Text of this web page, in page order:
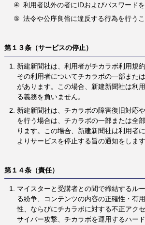
④ 利用者以外の者にIDおよびパスワード
⑤ 法令や公序良俗に違反する行為を行うこ
第１３条（サービスの停止）
新建新聞社は、利用者がチカラボ利用規
その利用者についてチカラボの一部また
があります。この場合、新建新聞社は利
る義務を負いません。
新建新聞社は、チカラボの障害復旧対応
を行う場合は、チカラボの一部または全
ります。この場合、新建新聞社は利用者
よりサービスを停止する旨の通知をします
第１４条（責任）
マイスターと受講者との間で締結するル
る紛争、コンテンツの内容の正確性・有
性、ならびにチカラボに対する不正アク
サイバー攻撃、チカラボを運用するハー